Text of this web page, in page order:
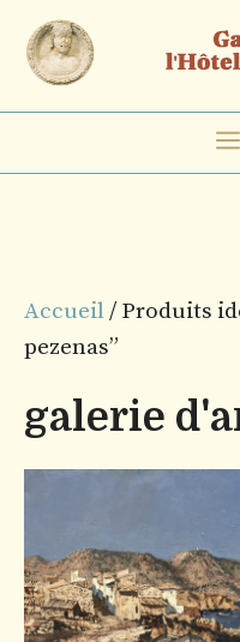
Aller
contenu
Accueil/ Produits
pezenas”
galerie